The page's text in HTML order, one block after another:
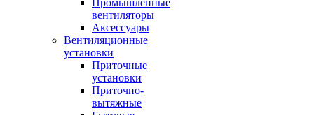
Промышленные
вентиляторы
Аксессуары
Вентиляционные
установки
Приточные
установки
Приточно-
вытяжные